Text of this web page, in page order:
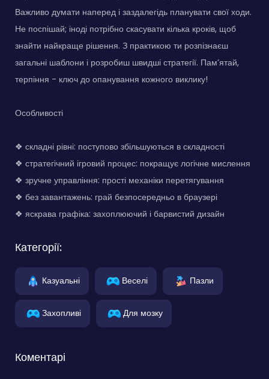
Важливо думати наперед і заздалегідь планувати свої ходи.
Не поспішай; іноді потрібно скасувати кілька кроків, щоб
знайти найкраще рішення. З практикою ти розпізнаєш
загальні шаблони і розробиш швидші стратегії. Пам’ятай,
терпіння - ключ до опанування кожного виклику!
Особливості
❖ складні рівні: поступово збільшуються в складності
❖ стратегічний ігровий процес: покращує логічне мислення
❖ зручне управління: прості механіки перетягування
❖ без завантажень: грай безпосередньо в браузері
❖ яскрава графіка: захоплюючий і барвистий дизайн
Категорії:
Казуальні Веселі Пазли
Захопливі Для мозку
Коментарі